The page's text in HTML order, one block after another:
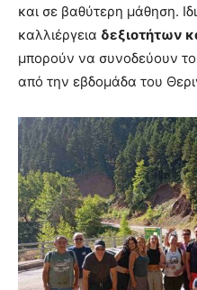
και σε βαθύτερη μάθηση.
καλλιέργεια δεξιοτήτων
μπορούν να συνοδεύουν
από την εβδομάδα του